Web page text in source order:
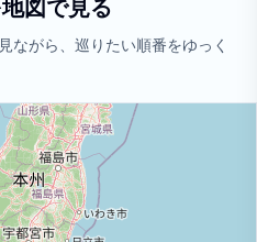
図で見る
ながら、巡りたい順番をゆっく